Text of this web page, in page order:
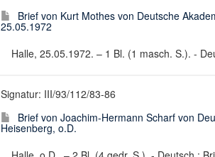
Brief von Kurt Mothes von Deutsche
25.05.1972
Halle, 25.05.1972. – 1 Bl. (1 masch. S.). -
Signatur: III/93/112/83-86
Brief von Joachim-Hermann Scharf von
Heisenberg, o.D.